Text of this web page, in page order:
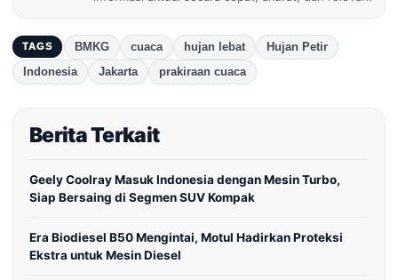
TAGS BMKG cuaca hujan lebat
Hujan Petir
Indonesia
Jakarta prakiraan cuaca
Berita Terkait
Geely Coolray Masuk Indonesia dengan Mesin Turbo,
Siap Bersaing di Segmen SUV Kompak
Era Biodiesel B50 Mengintai, Motul Hadirkan Proteksi
Ekstra untuk Mesin Diesel